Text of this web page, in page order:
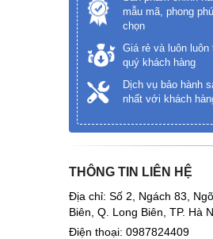
mẫu mã, phong
chọn
Giá rẻ và luôn luôn
quý khách hàng
Dịch vụ bảo hành
nhất với khách
THÔNG TIN LIÊN HỆ
Địa chỉ: Số 2, Ngách 83,
Biên, Q. Long Biên, TP. Hà
Điện thoại: 0987824409